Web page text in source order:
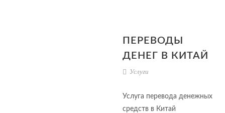
ПЕРЕВОДЫ
ДЕНЕГ В КИТАЙ
Услуги
Услуга перевода денежных
средств в Китай